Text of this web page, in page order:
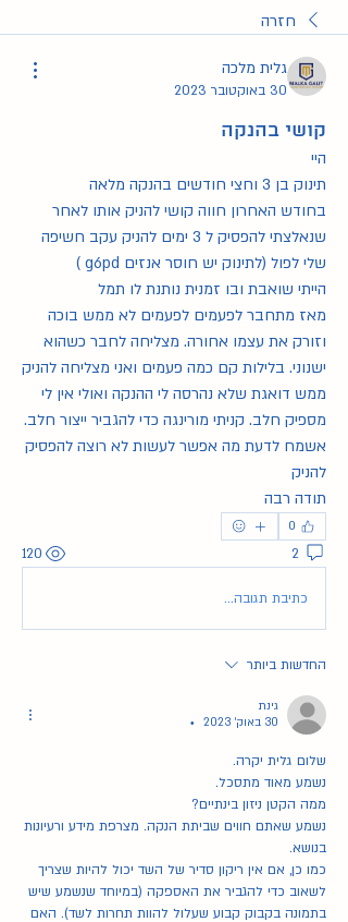
חזרה
גלית מלכה
30 באוקטובר 2023
קושי בהנקה
היי
תינוק בן 3 וחצי חודשים בהנקה מלאה
שלי לפול (לתינוק יש חוסר אנזים g6pd )
הייתי שואבת ובו זמנית נותנת לו תמל
ישנוני. בלילות קם כמה פעמים ואני מצליחה להניק
מספיק חלב. קניתי מורינגה כדי להגביר ייצור חלב.
להניק
תודה רבה
0
2
120
כתיבת תגובה...
החדשות ביותר
גינת
30 באוק׳ 2023
•
שלום גלית יקרה.
נשמע מאוד מתסכל.
ממה הקטן ניזון בינתיים?
בנושא.